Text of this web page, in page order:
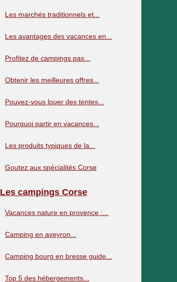
Les marchés traditionnels et...
Les avantages des vacances en...
Profitez de campings pas...
Obtenir les meilleures offres...
Pouvez-vous louer des tentes...
Pourquoi partir en vacances...
Les produits typiques de la...
Goutez aux spécialités Corse
Les campings Corse
Vacances nature en provence :...
Camping en aveyron...
Camping bourg en bresse guide...
Top 5 des hébergements...